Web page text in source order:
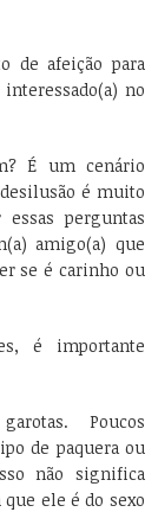
de afeição para
no
É um cenário
é muito
perguntas
amigo(a) que
se é carinho ou
é importante
Poucos
de paquera ou
não significa
ele é do sexo